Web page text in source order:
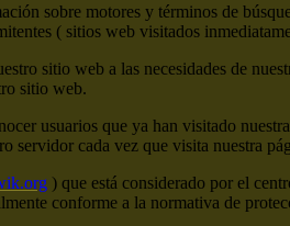
sobre motores y términos de
( sitios web visitados
sitio web a las necesidades de
sitio web.
usuarios que ya han visitado
servidor cada vez que visita nuestra
) que está considerado por el
conforme a la normativa de